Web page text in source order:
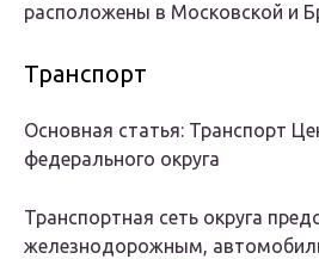
расположены в Московской и
Транспорт
Основная статья: Транспорт
федерального округа
Транспортная сеть округа
железнодорожным,